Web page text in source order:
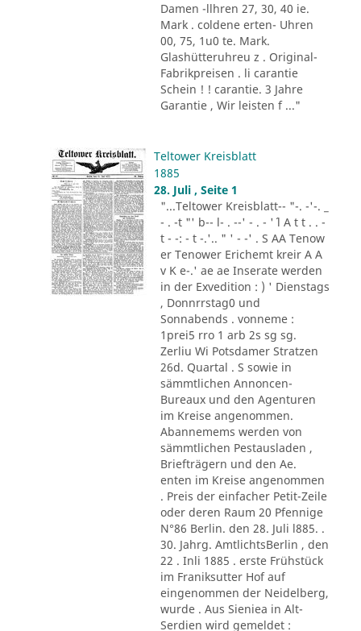
Damen -llhren 27, 30, 40 ie.
Mark . coldene erten- Uhren
00, 75, 1u0 te. Mark.
Glashütteruhreu z . Original-
Fabrikpreisen . li carantie
Schein ! ! carantie. 3 Jahre
Garantie , Wir leisten f ..."
Teltower Kreisblatt
1885
28. Juli , Seite 1
"...Teltower Kreisblatt-- "-. -'-. _
- . -t "' b-- l- . --' - . - '´ l A t t . . -
t - -: - t -.'.. " ' - -' . S AA Tenow
er Tenower Erichemt kreir A A
v K e-.' ae ae Inserate werden
in der Exvedition : ) ' Dienstags
, Donnrrstag0 und
Sonnabends . vonneme :
1prei5 rro 1 arb 2s sg sg.
Zerliu Wi Potsdamer Stratzen
26d. Quartal . S sowie in
sämmtlichen Annoncen-
Bureaux und den Agenturen
im Kreise angenommen.
Abannemems werden von
sämmtlichen Pestausladen ,
Briefträgern und den Ae.
enten im Kreise angenommen
. Preis der einfacher Petit-Zeile
oder deren Raum 20 Pfennige
N°86 Berlin. den 28. Juli l885. .
30. Jahrg. AmtlichtsBerlin , den
22 . Inli 1885 . erste Frühstück
im Franiksutter Hof auf
eingenommen der Neidelberg,
wurde . Aus Sieniea in Alt-
Serdien wird gemeldet :